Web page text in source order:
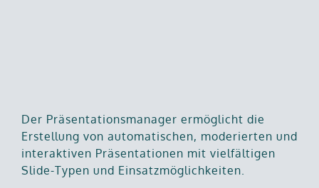
Der Präsentationsmanager ermöglicht die
Erstellung von automatischen, moderierten und
interaktiven Präsentationen mit vielfältigen
Slide-Typen und Einsatzmöglichkeiten.